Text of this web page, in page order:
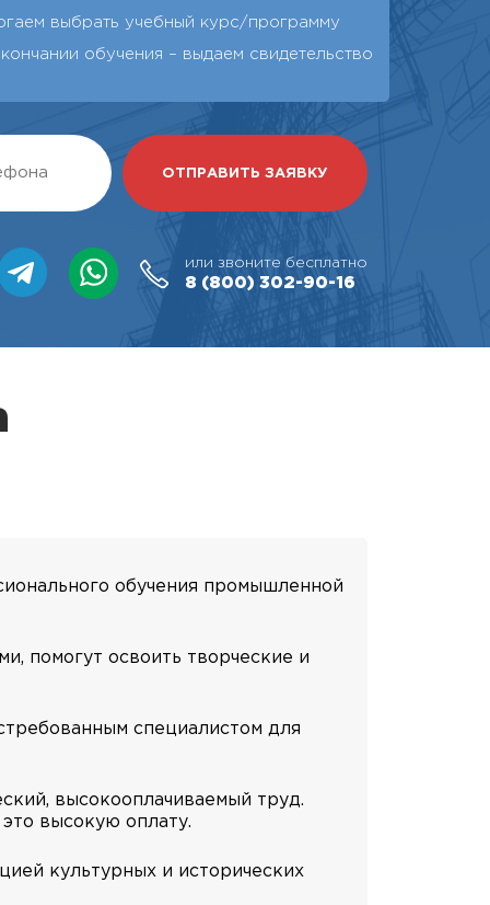
выбрать учебный курс/программу
обучения – выдаeм свидетельство
или звоните бесплатно
8 (800) 302-90-16
обучения промышленной
помогут освоить творческие и
специалистом для
высокооплачиваемый труд.
высокую оплату.
культурных и исторических